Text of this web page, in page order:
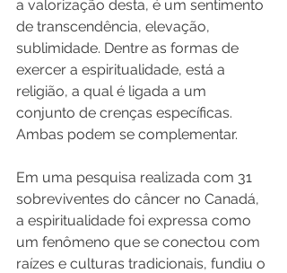
a valorização desta, é um sentimento
de transcendência, elevação,
sublimidade. Dentre as formas de
exercer a espiritualidade, está a
religião, a qual é ligada a um
conjunto de crenças específicas.
Ambas podem se complementar.
Em uma pesquisa realizada com 31
sobreviventes do câncer no Canadá,
a espiritualidade foi expressa como
um fenômeno que se conectou com
raízes e culturas tradicionais, fundiu o